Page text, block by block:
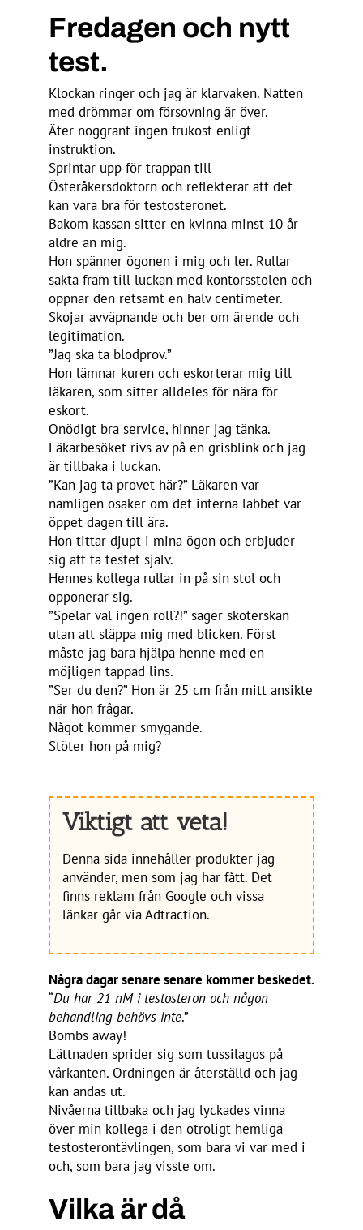
Fredagen och nytt
test.
Klockan ringer och jag är klarvaken. Natten
med drömmar om försovning är över.
Äter noggrant ingen frukost enligt
instruktion.
Sprintar upp för trappan till
Österåkersdoktorn och reflekterar att det
kan vara bra för testosteronet.
Bakom kassan sitter en kvinna minst 10 år
äldre än mig.
Hon spänner ögonen i mig och ler. Rullar
sakta fram till luckan med kontorsstolen och
öppnar den retsamt en halv centimeter.
Skojar avväpnande och ber om ärende och
legitimation.
”Jag ska ta blodprov.”
Hon lämnar kuren och eskorterar mig till
läkaren, som sitter alldeles för nära för
eskort.
Onödigt bra service, hinner jag tänka.
Läkarbesöket rivs av på en grisblink och jag
är tillbaka i luckan.
”Kan jag ta provet här?” Läkaren var
nämligen osäker om det interna labbet var
öppet dagen till ära.
Hon tittar djupt i mina ögon och erbjuder
sig att ta testet själv.
Hennes kollega rullar in på sin stol och
opponerar sig.
”Spelar väl ingen roll?!” säger sköterskan
utan att släppa mig med blicken. Först
måste jag bara hjälpa henne med en
möjligen tappad lins.
”Ser du den?” Hon är 25 cm från mitt ansikte
när hon frågar.
Något kommer smygande.
Stöter hon på mig?
Viktigt att veta!
Denna sida innehåller produkter jag
använder, men som jag har fått. Det
finns reklam från Google och vissa
länkar går via Adtraction.
Några dagar senare senare kommer beskedet.
“Du har 21 nM i testosteron och någon
behandling behövs inte.”
Bombs away!
Lättnaden sprider sig som tussilagos på
vårkanten. Ordningen är återställd och jag
kan andas ut.
Nivåerna tillbaka och jag lyckades vinna
över min kollega i den otroligt hemliga
testosterontävlingen, som bara vi var med i
och, som bara jag visste om.
Vilka är då